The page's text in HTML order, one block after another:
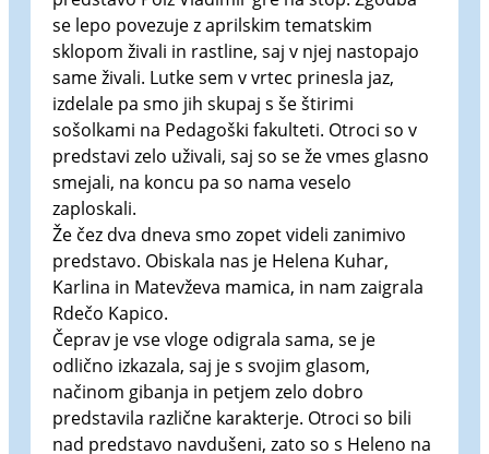
se lepo povezuje z aprilskim tematskim
sklopom živali in rastline, saj v njej nastopajo
same živali. Lutke sem v vrtec prinesla jaz,
izdelale pa smo jih skupaj s še štirimi
sošolkami na Pedagoški fakulteti. Otroci so v
predstavi zelo uživali, saj so se že vmes glasno
smejali, na koncu pa so nama veselo
zaploskali.
Že čez dva dneva smo zopet videli zanimivo
predstavo. Obiskala nas je Helena Kuhar,
Karlina in Matevževa mamica, in nam zaigrala
Rdečo Kapico.
Čeprav je vse vloge odigrala sama, se je
odlično izkazala, saj je s svojim glasom,
načinom gibanja in petjem zelo dobro
predstavila različne karakterje. Otroci so bili
nad predstavo navdušeni, zato so s Heleno na